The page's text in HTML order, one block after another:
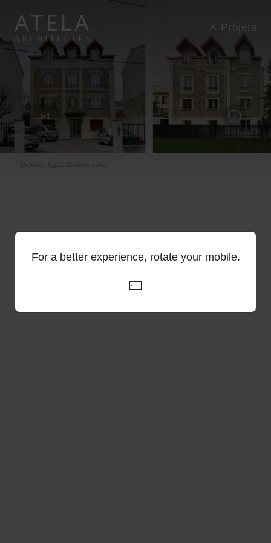
< Projets
1de1
For a better experience, rotate your mobile.
Pie de página
Mentions légales